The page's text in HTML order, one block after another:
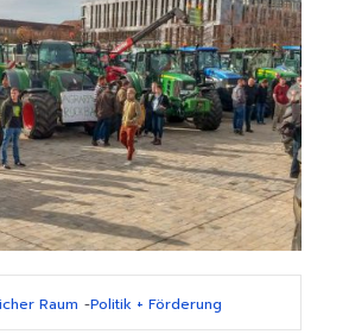
Raum -Politik + Förderung